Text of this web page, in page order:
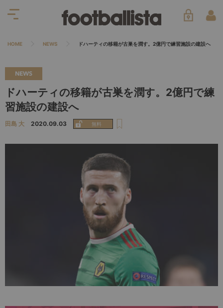
HOME NEWS ドハーティの移籍が古巣を潤す。2億円で練習施設の建設へ
NEWS
ドハーティの移籍が古巣を潤す。2億円で練
習施設の建設へ
田島 大 2020.09.03